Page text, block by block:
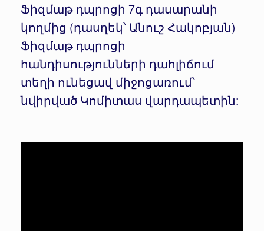
Ֆիզմաթ դպրոցի 7գ դասարանի
կողմից (դասղեկ՝ Անուշ Հակոբյան)
Ֆիզմաթ դպրոցի
հանդիսությունների դահլիճում
տեղի ունեցավ միջոցառում՝
նվիրված Կոմիտաս վարդապետին: